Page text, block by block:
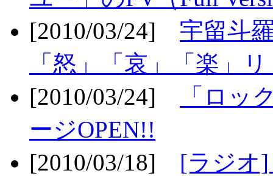
[2010/03/24] 宇留斗
「怒」「哀」「楽」
[2010/03/24]
「ロッ
ージOPEN!!
[2010/03/18] [ラジオ